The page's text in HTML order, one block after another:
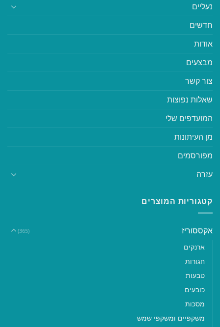
נעליים
חדשים
אודות
מבצעים
צור קשר
שאלות נפוצות
המועדפים שלי
מן העיתונות
מפורסמים
עזרה
קטגוריות המוצרים
אקססוריז (365)
ארנקים
חגורות
טבעות
כובעים
מסכות
משקפיים ומשקפי שמש